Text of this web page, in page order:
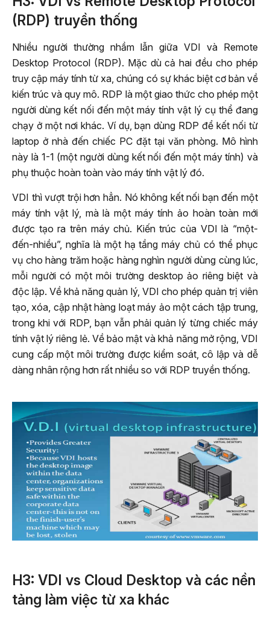
(RDP) truyền thống
Nhiều người thường nhầm lẫn giữa VDI và Remote
Desktop Protocol (RDP). Mặc dù cả hai đều cho phép
truy cập máy tính từ xa, chúng có sự khác biệt cơ bản về
kiến trúc và quy mô. RDP là một giao thức cho phép một
người dùng kết nối đến một máy tính vật lý cụ thể đang
chạy ở một nơi khác. Ví dụ, bạn dùng RDP để kết nối từ
laptop ở nhà đến chiếc PC đặt tại văn phòng. Mô hình
này là 1-1 (một người dùng kết nối đến một máy tính) và
phụ thuộc hoàn toàn vào máy tính vật lý đó.
VDI thì vượt trội hơn hẳn. Nó không kết nối bạn đến một
máy tính vật lý, mà là một máy tính ảo hoàn toàn mới
được tạo ra trên máy chủ. Kiến trúc của VDI là “một-
đến-nhiều”, nghĩa là một hạ tầng máy chủ có thể phục
vụ cho hàng trăm hoặc hàng nghìn người dùng cùng lúc,
mỗi người có một môi trường desktop ảo riêng biệt và
độc lập. Về khả năng quản lý, VDI cho phép quản trị viên
tạo, xóa, cập nhật hàng loạt máy ảo một cách tập trung,
trong khi với RDP, bạn vẫn phải quản lý từng chiếc máy
tính vật lý riêng lẻ. Về bảo mật và khả năng mở rộng, VDI
cung cấp một môi trường được kiểm soát, cô lập và dễ
dàng nhân rộng hơn rất nhiều so với RDP truyền thống.
H3: VDI vs Cloud Desktop và các nền
tảng làm việc từ xa khác